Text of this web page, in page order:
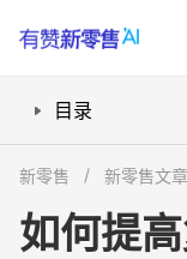
目录
3. 数据驱动的供
新零售 新零售文章
如何提